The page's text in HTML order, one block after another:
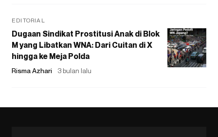
EDITORIAL
Dugaan Sindikat Prostitusi Anak di Blok
M yang Libatkan WNA: Dari Cuitan di X
hingga ke Meja Polda
Risma Azhari 3 bulan lalu